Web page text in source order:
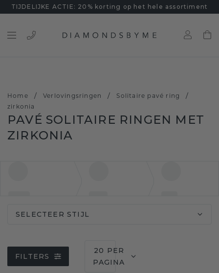
TIJDELIJKE ACTIE: 20% korting op het hele assortiment
Home / Verlovingsringen / Solitaire pavé ring /
zirkonia
PAVÉ SOLITAIRE RINGEN MET
ZIRKONIA
SELECTEER STIJL
FILTERS
20 PER
PAGINA